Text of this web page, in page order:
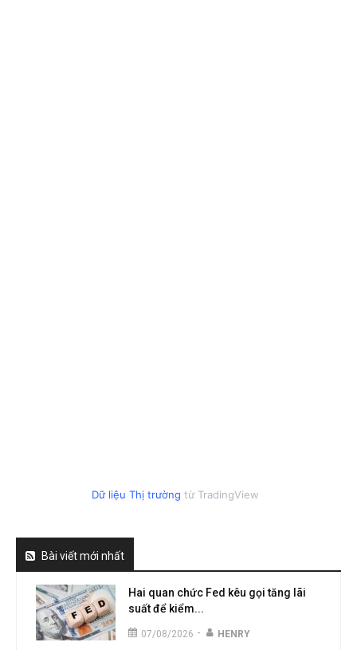
Dữ liệu Thị trường từ TradingView
Bài viết mới nhất
Hai quan chức Fed kêu gọi tăng lãi
suất để kiểm...
07/08/2026 - HENRY